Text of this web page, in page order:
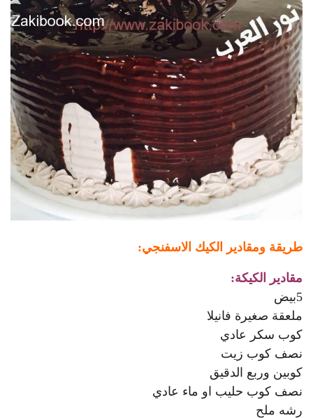
طريقة ومقادير الكيك الاسفنجي:
مقادير الكيكة:
5بيض
ملعقة صغيرة فانيلا
كوب سكر عادي
نصف كوب زيت
كوبين وربع الدقيق
نصف كوب حليب او ماء عادي
رشه ملح